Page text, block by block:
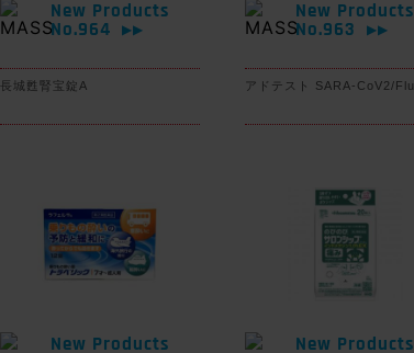
New Products
No.964
▶▶
長城甦腎宝錠A
New Products
No.963
▶▶
アドテスト SARA-CoV2/Flu
New Products
New Products